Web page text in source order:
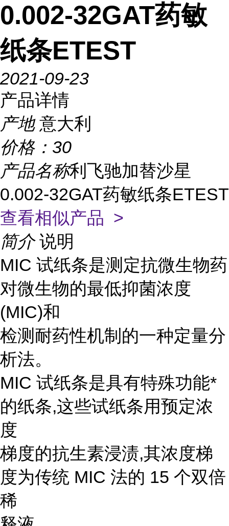
0.002-32GAT药敏
纸条ETEST
2021-09-23
产品详情
产地 意大利
价格： 30
产品名称利飞驰加替沙星
0.002-32GAT药敏纸条ETEST
查看相似产品 >
简介 说明
MIC 试纸条是测定抗微生物药
对微生物的最低抑菌浓度
(MIC)和
检测耐药性机制的一种定量分
析法。
MIC 试纸条是具有特殊功能*
的纸条,这些试纸条用预定浓
度
梯度的抗生素浸渍,其浓度梯
度为传统 MIC 法的 15 个双倍
稀